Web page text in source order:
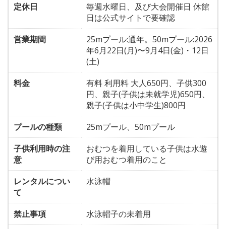
定休日
毎週水曜日、及び大会開催日 休館
日は公式サイトで要確認
営業期間
25mプール:通年。50mプール:2026
年6月22日(月)〜9月4日(金)・12日
(土)
料金
有料 利用料 大人650円、子供300
円、親子(子供は未就学児)650円、
親子(子供は小中学生)800円
プールの種類
25mプール、50mプール
子供利用時の注
意
おむつを着用している子供は水遊
び用おむつ着用のこと
レンタルについ
て
水泳帽
禁止事項
水泳帽子の未着用